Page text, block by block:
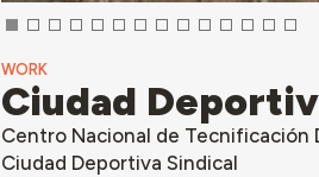
WORK
Ciudad
Centro Nacional de Tecnificación
Ciudad Deportiva Sindical